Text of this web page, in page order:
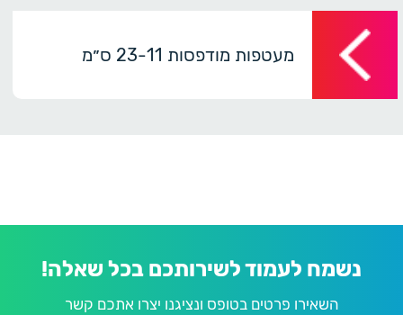
מעטפות מודפסות 23-11 ס״מ
נשמח לעמוד לשירותכם בכל שאלה!
השאירו פרטים בטופס ונציגנו יצרו אתכם קשר